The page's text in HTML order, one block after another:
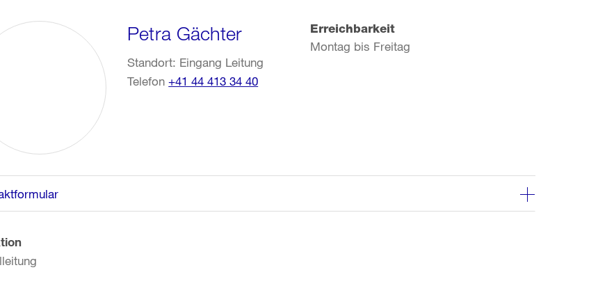
Petra Gächter
Standort: Eingang Leitung
Telefon+41 44 413 34 40
Erreichbarkeit
Montag bis Freitag